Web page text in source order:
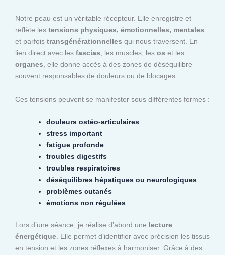
Notre peau est un véritable récepteur. Elle enregistre et
reflète les tensions physiques, émotionnelles, mentales
et parfois transgénérationnelles qui nous traversent. En
lien direct avec les fascias, les muscles, les os et les
organes, elle donne accès à des zones de déséquilibre
souvent responsables de douleurs ou de blocages.
Ces tensions peuvent se manifester sous différentes formes :
douleurs ostéo-articulaires
stress important
fatigue profonde
troubles digestifs
troubles respiratoires
déséquilibres hépatiques ou neurologiques
problèmes cutanés
émotions non régulées
Lors d’une séance, je réalise d’abord une lecture
énergétique . Elle permet d’identifier avec précision les tissus
en tension et les zones réflexes à harmoniser. Grâce à des